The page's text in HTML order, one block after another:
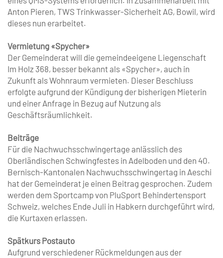
Anton Pieren, TWS Trinkwasser-Sicherheit AG, Bowil, wird
dieses nun erarbeitet.
Vermietung «Spycher»
Der Gemeinderat will die gemeindeeigene Liegenschaft
Im Holz 368, besser bekannt als «Spycher», auch in
Zukunft als Wohnraum vermieten. Dieser Beschluss
erfolgte aufgrund der Kündigung der bisherigen Mieterin
und einer Anfrage in Bezug auf Nutzung als
Geschäftsräumlichkeit.
Beiträge
Für die Nachwuchsschwingertage anlässlich des
Oberländischen Schwingfestes in Adelboden und den 40.
Bernisch-Kantonalen Nachwuchsschwingertag in Aeschi
hat der Gemeinderat je einen Beitrag gesprochen. Zudem
werden dem Sportcamp von PluSport Behindertensport
Schweiz, welches Ende Juli in Habkern durchgeführt wird,
die Kurtaxen erlassen.
Spätkurs Postauto
Aufgrund verschiedener Rückmeldungen aus der